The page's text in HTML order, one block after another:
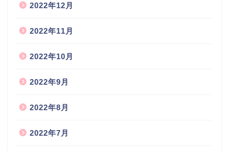
2022年12月
2022年11月
2022年10月
2022年9月
2022年8月
2022年7月